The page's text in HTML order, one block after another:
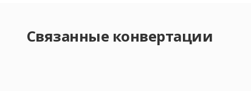
Связанные конвертации